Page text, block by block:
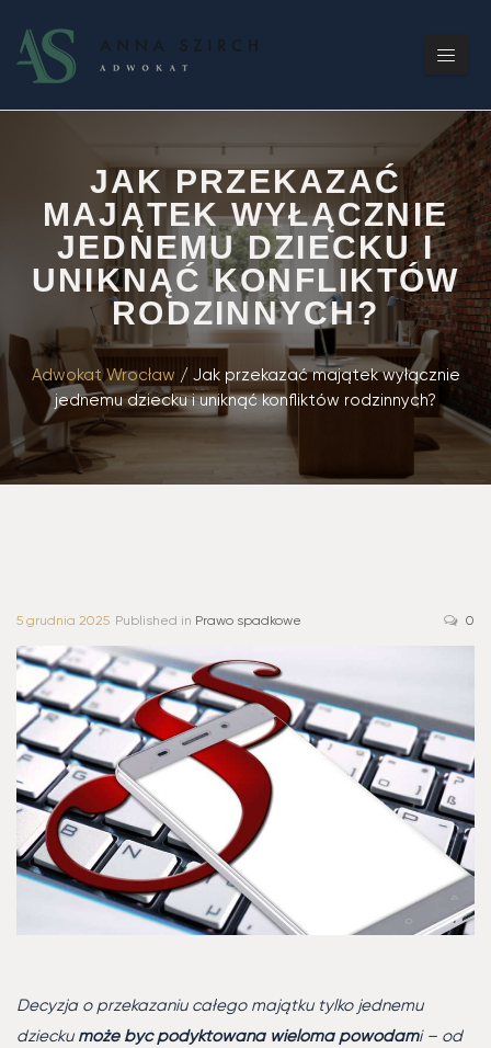
JAK PRZEKAZAĆ
MAJĄTEK WYŁĄCZNIE
JEDNEMU DZIECKU I
UNIKNĄĆ KONFLIKTÓW
RODZINNYCH?
Adwokat Wrocław / Jak przekazać majątek wyłącznie
jednemu dziecku i uniknąć konfliktów rodzinnych?
5 grudnia 2025 Published in Prawo spadkowe 0
Decyzja o przekazaniu całego majątku tylko jednemu
dziecku może być podyktowana wieloma powodami – od